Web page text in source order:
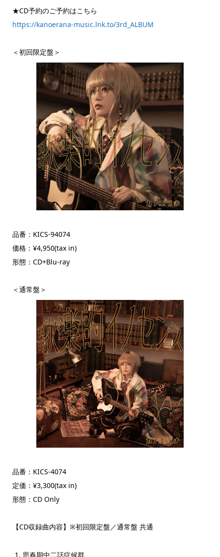
★CD予約のご予約はこちら
https://kanoerana-music.lnk.to/3rd_ALBUM
＜初回限定盤＞
品番：KICS-94074
価格：¥4,950(tax in)
形態：CD+Blu-ray
＜通常盤＞
品番：KICS-4074
定価：¥3,300(tax in)
形態：CD Only
【CD収録曲内容】※初回限定盤／通常盤 共通
思春期中二話症候群